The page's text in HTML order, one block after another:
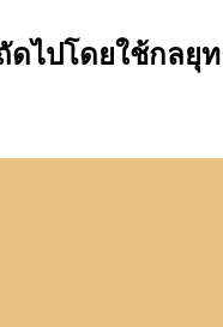
ปโดยใช้กลยุ